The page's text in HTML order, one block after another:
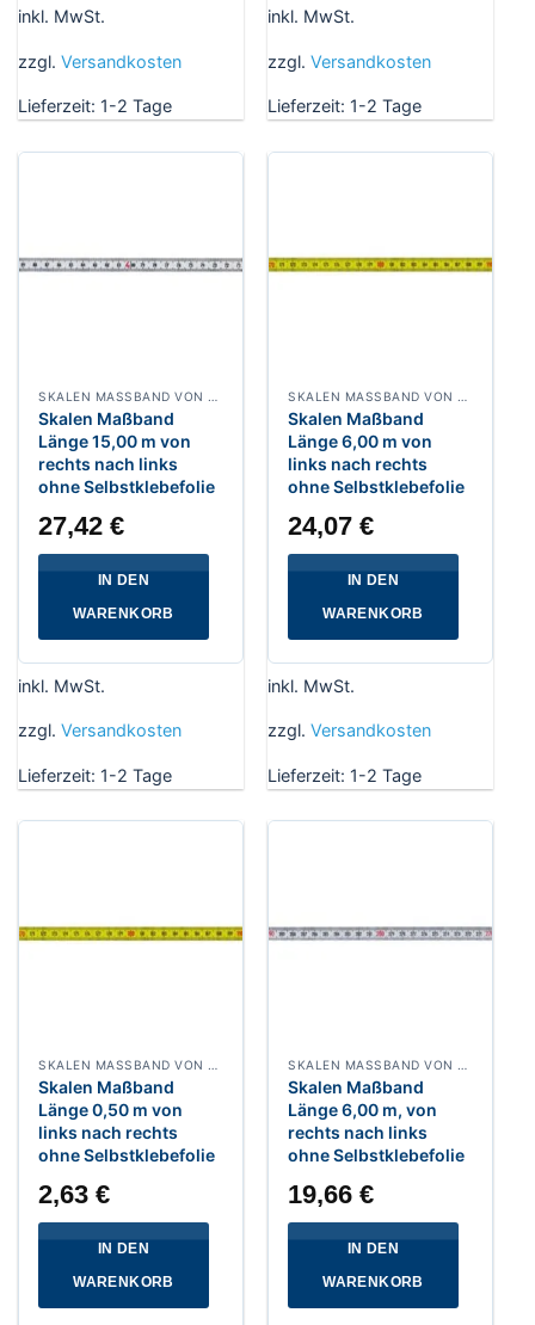
inkl. MwSt.
zzgl. Versandkosten
Lieferzeit: 1-2 Tage
inkl. MwSt.
zzgl. Versandkosten
Lieferzeit: 1-2 Tage
Skalen Maßband
Länge 15,00 m von
rechts nach links
ohne Selbstklebefolie
27,42€
IN DEN
WARENKORB
inkl. MwSt.
zzgl. Versandkosten
Lieferzeit: 1-2 Tage
Skalen Maßband
Länge 6,00 m von
links nach rechts
ohne Selbstklebefolie
24,07€
IN DEN
WARENKORB
inkl. MwSt.
zzgl. Versandkosten
Lieferzeit: 1-2 Tage
Skalen Maßband
Länge 0,50 m von
links nach rechts
ohne Selbstklebefolie
2,63€
IN DEN
WARENKORB
Skalen Maßband
Länge 6,00 m, von
rechts nach links
ohne Selbstklebefolie
19,66€
IN DEN
WARENKORB